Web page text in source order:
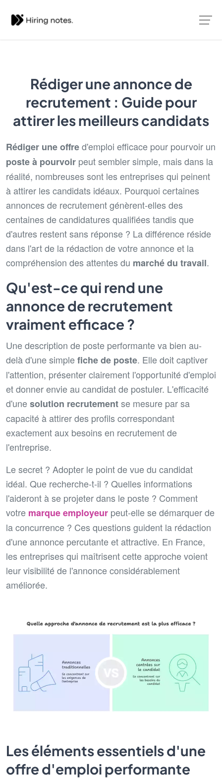
Rédiger une annonce de
recrutement : Guide pour
attirer les meilleurs candidats
Rédiger une offred'emploi efficace pour pourvoir un
poste à pourvoir peut sembler simple, mais dans la
réalité, nombreuses sont les entreprises qui peinent
à attirer les candidats idéaux. Pourquoi certaines
annonces de recrutement génèrent-elles des
centaines de candidatures qualifiées tandis que
d'autres restent sans réponse ? La différence réside
dans l'art de la rédaction de votre annonce et la
compréhension des attentes du marché du travail.
Qu'est-ce qui rend une
annonce de recrutement
vraiment efficace ?
Une description de poste performante va bien au-
delà d'une simplefiche de poste. Elle doit captiver
l'attention, présenter clairement l'opportunité d'emploi
et donner envie au candidat de postuler. L'efficacité
d'unesolution recrutementse mesure par sa
capacité à attirer des profils correspondant
exactement aux besoins en recrutement de
l'entreprise.
Le secret ? Adopter le point de vue du candidat
idéal. Que recherche-t-il ? Quelles informations
l'aideront à se projeter dans le poste ? Comment
votre marque employeur peut-elle se démarquer de
la concurrence ? Ces questions guident la rédaction
d'une annonce percutante et attractive. En France,
les entreprises qui maîtrisent cette approche voient
leur visibilité de l'annonce considérablement
améliorée.
Les éléments essentiels d'une
offre d'emploi performante